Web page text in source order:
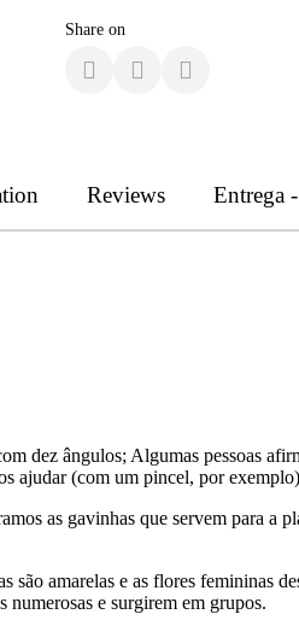
Share on
Reviews Entrega
dez ângulos; Algumas pessoas
ajudar (com um pincel, por
as gavinhas que servem para a
amarelas e as flores femininas
numerosas e surgirem em grupos.